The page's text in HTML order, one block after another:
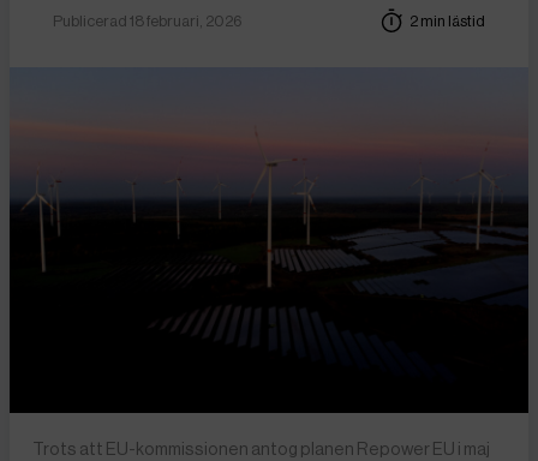
Publicerad 18 februari, 2026 2 min lästid
Trots att EU-kommissionen antog planen Repower EU i maj